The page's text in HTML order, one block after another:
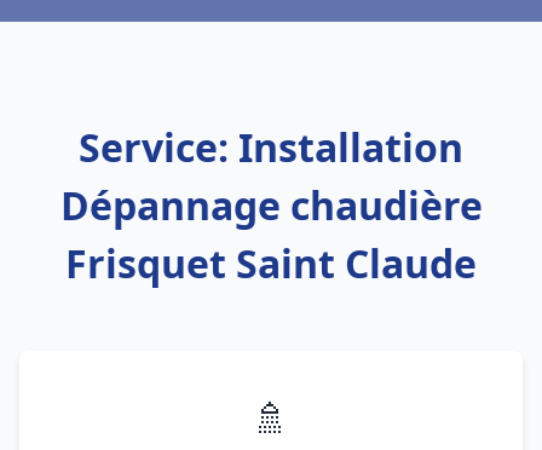
Service: Installation
Dépannage chaudière
Frisquet Saint Claude
🚿